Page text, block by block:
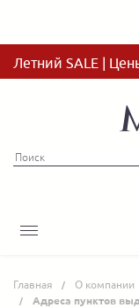
Летний SALE |
Главная О компании
Адреса пунктов